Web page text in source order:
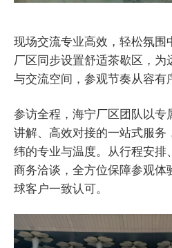
现场交流专业高效，轻松氛围
厂区同步设置舒适茶歇区，
与交流空间，参观节奏从容有
参访全程，海宁厂区团队以
讲解、高效对接的一站式服务
纬的专业与温度。从行程安排
商务洽谈，全方位保障参观体
球客户一致认可。